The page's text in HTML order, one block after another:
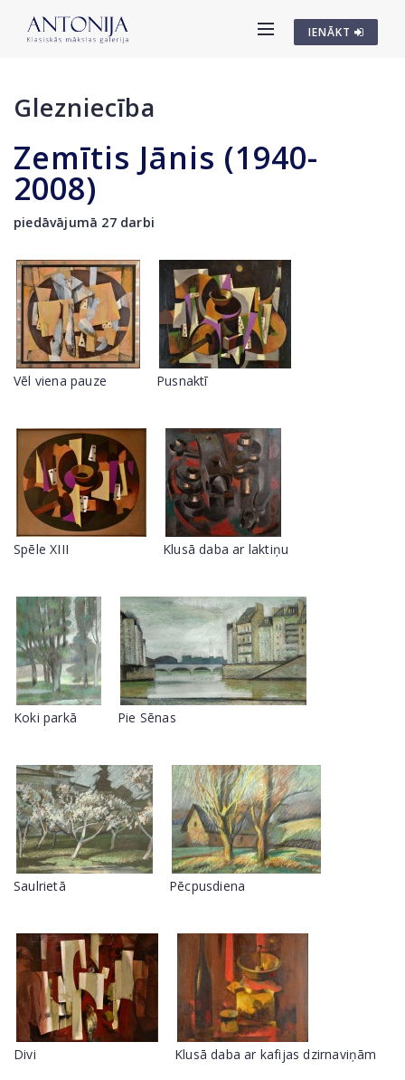
IENĀKT
Glezniecība
Zemītis Jānis (1940-
2008)
piedāvājumā 27 darbi
Vēl viena pauze Pusnaktī
Spēle XIII Klusā daba ar laktiņu
Koki parkā Pie Sēnas
Saulrietā Pēcpusdiena
Divi Klusā daba ar kafijas dzirnaviņām